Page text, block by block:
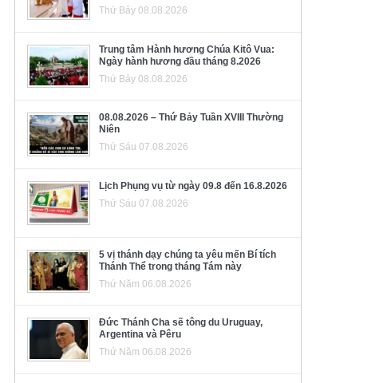
Thứ Bảy 08.08.2026
Trung tâm Hành hương Chúa Kitô Vua:
Ngày hành hương đầu tháng 8.2026
Thứ Bảy 08.08.2026
08.08.2026 – Thứ Bảy Tuần XVIII Thường
Niên
Thứ Sáu 07.08.2026
Lịch Phụng vụ từ ngày 09.8 đến 16.8.2026
Thứ Sáu 07.08.2026
5 vị thánh dạy chúng ta yêu mến Bí tích
Thánh Thể trong tháng Tám này
Thứ Năm 06.08.2026
Đức Thánh Cha sẽ tông du Uruguay,
Argentina và Pêru
Thứ Năm 06.08.2026